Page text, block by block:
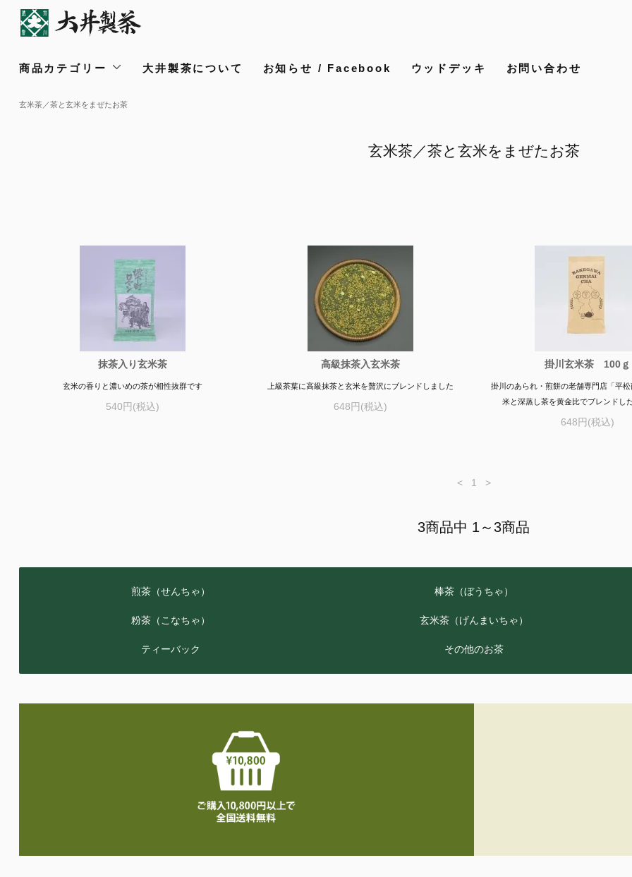
商品カテゴリー 大井製茶について お知らせ / Facebook ウッドデッキ お問い合わせ
玄米茶／茶と玄米をまぜたお茶
玄米茶／茶と玄米をまぜたお茶
抹茶入り玄米茶
玄米の香りと濃いめの茶が相性抜群です
540円(税込)
高級抹茶入玄米茶
上級茶葉に高級抹茶と玄米を贅沢にブレンドしました
648円(税込)
掛川玄米茶 100ｇ
掛川のあられ・煎餅の老舗専門店「平
米と深蒸し茶を黄金比でブレンドし
648円(税込)
< 1 >
3商品中 1～3商品
煎茶（せんちゃ） 棒茶（ぼうちゃ）
粉茶（こなちゃ） 玄米茶（げんまいちゃ）
ティーバック その他のお茶